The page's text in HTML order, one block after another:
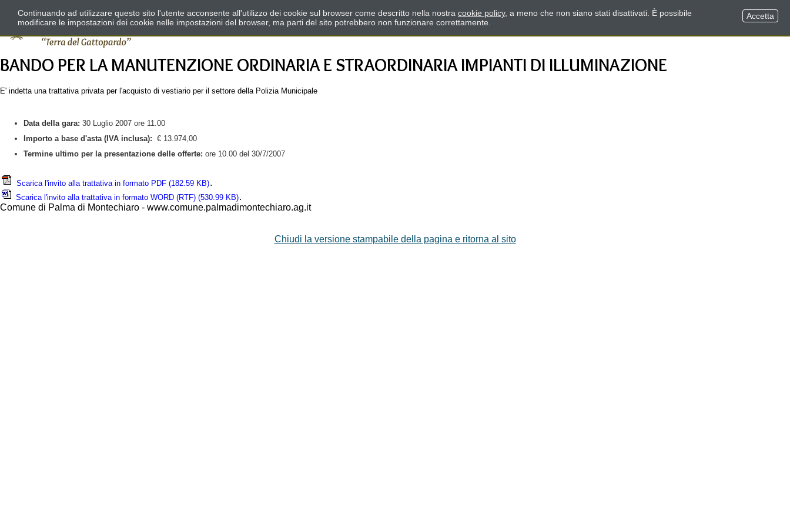
BANDO PER LA MANUTENZIONE ORDINARIA E STRAORDINARIA IMPIANTI DI ILLUMINAZIONE
E' indetta una trattativa privata per l'acquisto di vestiario per il settore della Polizia Municipale
Data della gara: 30 Luglio 2007 ore 11.00
Importo a base d'asta (IVA inclusa): € 13.974,00
Termine ultimo per la presentazione delle offerte: ore 10.00 del 30/7/2007
Scarica l'invito alla trattativa in formato PDF (182.59 KB).
Scarica l'invito alla trattativa in formato WORD (RTF) (530.99 KB).
Comune di Palma di Montechiaro - www.comune.palmadimontechiaro.ag.it
Chiudi la versione stampabile della pagina e ritorna al sito
Continuando ad utilizzare questo sito l'utente acconsente all'utilizzo dei cookie sul browser come descritto nella nostra cookie policy, a meno che non siano stati disattivati. È possibile
modificare le impostazioni dei cookie nelle impostazioni del browser, ma parti del sito potrebbero non funzionare correttamente.
Accetta